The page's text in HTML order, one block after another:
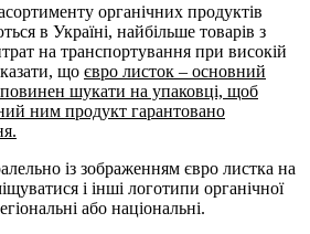
органічних продуктів
в Україні, найбільше товарів з
на транспортування при високій
що євро листок – основний
шукати на упаковці, щоб
ним продукт гарантовано
із зображенням євро листка на
і інші логотипи органічної
або національні.